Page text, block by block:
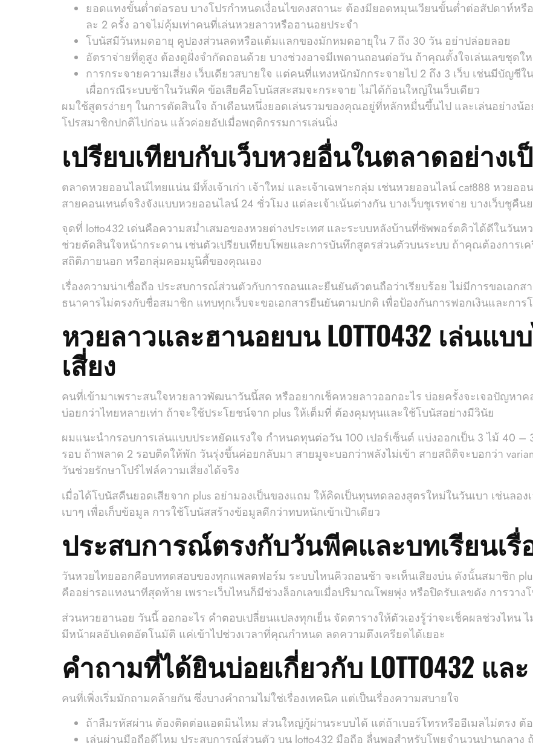
ยอดแทงขั้นต่ำต่อรอบ บางโปรกำหนดเงื่อนไขคงสถานะ ต้องมียอดหมุนเวียนขั้นต่ำต่อสัปดาห์หรื
ละ 2 ครั้ง อาจไม่คุ้มเท่าคนที่เล่นหวยลาวหรือฮานอยประจำ
โบนัสมีวันหมดอายุ คูปองส่วนลดหรือแต้มแลกของมักหมดอายุใน 7 ถึง 30 วัน อย่าปล่อยลอย
อัตราจ่ายที่ดูสูง ต้องดูฝั่งจำกัดถอนด้วย บางช่วงอาจมีเพดานถอนต่อวัน ถ้าคุณตั้งใจเล่นเลขชุดใ
การกระจายความเสี่ยง เว็บเดียวสบายใจ แต่คนที่แทงหนักมักกระจายไป 2 ถึง 3 เว็บ เช่นมีบัญชี
เผื่อกรณีระบบช้าในวันพีค ข้อเสียคือโบนัสสะสมจะกระจาย ไม่ได้ก้อนใหญ่ในเว็บเดียว
ผมใช้สูตรง่ายๆ ในการตัดสินใจ ถ้าเดือนหนึ่งยอดเล่นรวมของคุณอยู่ที่หลักหมื่นขึ้นไป และเล่นอย่างน้
โปรสมาชิกปกติไปก่อน แล้วค่อยอัปเมื่อพฤติกรรมการเล่นนิ่ง
เปรียบเทียบกับเว็บหวยอื่นในตลาดอย่างเ
ตลาดหวยออนไลน์ไทยแน่น มีทั้งเจ้าเก่า เจ้าใหม่ และเจ้าเฉพาะกลุ่ม เช่นหวยออนไลน์ cat888 หวยอ
สายคอนเทนต์จริงจังแบบหวยออนไลน์ 24 ชั่วโมง แต่ละเจ้าเน้นต่างกัน บางเว็บชูเรทจ่าย บางเว็บชูคืน
จุดที่ lotto432 เด่นคือความสม่ำเสมอของหวยต่างประเทศ และระบบหลังบ้านที่ซัพพอร์ตคิวได้ดีในวัน
ช่วยตัดสินใจหน้ากระดาน เช่นตัวเปรียบเทียบโพยและการบันทึกสูตรส่วนตัวบนระบบ ถ้าคุณต้องการเ
สถิติภายนอก หรือกลุ่มคอมมูนิตี้ของคุณเอง
เรื่องความน่าเชื่อถือ ประสบการณ์ส่วนตัวกับการถอนและยืนยันตัวตนถือว่าเรียบร้อย ไม่มีการขอเอก
ธนาคารไม่ตรงกับชื่อสมาชิก แทบทุกเว็บจะขอเอกสารยืนยันตามปกติ เพื่อป้องกันการฟอกเงินและกา
หวยลาวและฮานอยบน LOTTO432 เล่นแ
เสี่ยง
คนที่เข้ามาเพราะสนใจหวยลาวพัฒนาวันนี้สด หรืออยากเช็คหวยลาวออกอะไร บ่อยครั้งจะเจอปัญหา
บ่อยกว่าไทยหลายเท่า ถ้าจะใช้ประโยชน์จาก plus ให้เต็มที่ ต้องคุมทุนและใช้โบนัสอย่างมีวินัย
ผมแนะนำกรอบการเล่นแบบประหยัดแรงใจ กำหนดทุนต่อวัน 100 เปอร์เซ็นต์ แบ่งออกเป็น 3 ไม้ 40 –
รอบ ถ้าพลาด 2 รอบติดให้พัก วันรุ่งขึ้นค่อยกลับมา สายมูจะบอกว่าพลังไม่เข้า สายสถิติจะบอกว่า
วันช่วยรักษาโปร์ไฟล์ความเสี่ยงได้จริง
เมื่อได้โบนัสคืนยอดเสียจาก plus อย่ามองเป็นของแถม ให้คิดเป็นทุนทดลองสูตรใหม่ในวันเบา เช่นล
เบาๆ เพื่อเก็บข้อมูล การใช้โบนัสสร้างข้อมูลดีกว่าทบหนักเข้าเป้าเดียว
ประสบการณ์ตรงกับวันพีคและบทเรียนเรื่
วันหวยไทยออกคือบททดสอบของทุกแพลตฟอร์ม ระบบไหนคิวถอนช้า จะเห็นเสียงบ่น ดังนั้นสมาชิก
คืออย่ารอแทงนาทีสุดท้าย เพราะเว็บไหนก็มีช่วงล็อกเลขเมื่อปริมาณโพยพุ่ง หรือปิดรับเลขดัง การวา
ส่วนหวยฮานอย วันนี้ ออกอะไร คำตอบเปลี่ยนแปลงทุกเย็น จัดตารางให้ตัวเองรู้ว่าจะเช็คผลช่วงไหน
มีหน้าผลอัปเดตอัตโนมัติ แค่เข้าไปช่วงเวลาที่คุณกำหนด ลดความตึงเครียดได้เยอะ
คำถามที่ได้ยินบ่อยเกี่ยวกับ LOTTO432 และ
คนที่เพิ่งเริ่มมักถามคล้ายกัน ซึ่งบางคำถามไม่ใช่เรื่องเทคนิค แต่เป็นเรื่องความสบายใจ
ถ้าลืมรหัสผ่าน ต้องติดต่อแอดมินไหม ส่วนใหญ่กู้ผ่านระบบได้ แต่ถ้าเบอร์โทรหรืออีเมลไม่ตรง ต้
เล่นผ่านมือถือดีไหม ประสบการณ์ส่วนตัว บน lotto432 มือถือ ลื่นพอสำหรับโพยจำนวนปานกลาง